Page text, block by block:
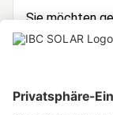
Sie möchten
Dann